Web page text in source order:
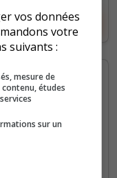
Voter
vos données
votre
suivants :
mesure de
études
sur un